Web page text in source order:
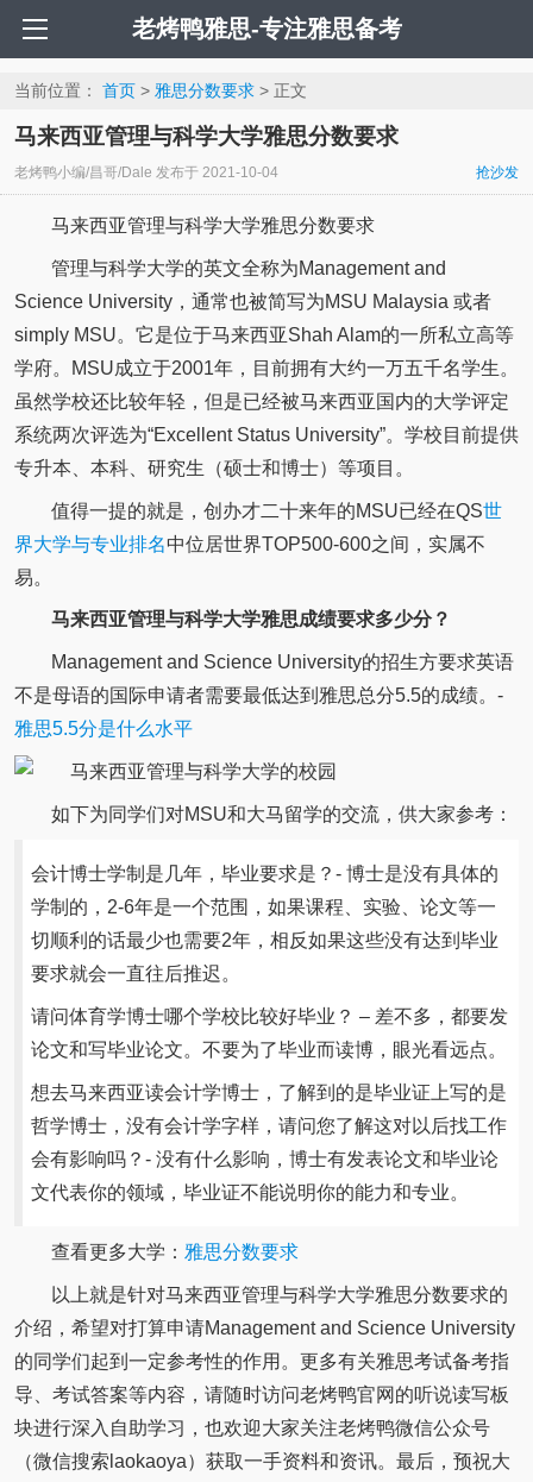
老烤鸭雅思-专注雅思备考
当前位置： 首页> 雅思分数要求> 正文
马来西亚管理与科学大学雅思分数要求
老烤鸭小编/昌哥/Dale 发布于 2021-10-04 抢沙发
马来西亚管理与科学大学雅思分数要求
管理与科学大学的英文全称为Management and
Science University，通常也被简写为MSU Malaysia 或者
simply MSU。它是位于马来西亚Shah Alam的一所私立高等
学府。MSU成立于2001年，目前拥有大约一万五千名学生。
虽然学校还比较年轻，但是已经被马来西亚国内的大学评定
系统两次评选为“Excellent Status University”。学校目前提供
专升本、本科、研究生（硕士和博士）等项目。
值得一提的就是，创办才二十来年的MSU已经在QS世
界大学与专业排名中位居世界TOP500-600之间，实属不
易。
马来西亚管理与科学大学雅思成绩要求多少分？
Management and Science University的招生方要求英语
不是母语的国际申请者需要最低达到雅思总分5.5的成绩。-
雅思5.5分是什么水平
如下为同学们对MSU和大马留学的交流，供大家参考：
会计博士学制是几年，毕业要求是？- 博士是没有具体的
学制的，2-6年是一个范围，如果课程、实验、论文等一
切顺利的话最少也需要2年，相反如果这些没有达到毕业
要求就会一直往后推迟。
请问体育学博士哪个学校比较好毕业？ – 差不多，都要发
论文和写毕业论文。不要为了毕业而读博，眼光看远点。
想去马来西亚读会计学博士，了解到的是毕业证上写的是
哲学博士，没有会计学字样，请问您了解这对以后找工作
会有影响吗？- 没有什么影响，博士有发表论文和毕业论
文代表你的领域，毕业证不能说明你的能力和专业。
查看更多大学： 雅思分数要求
以上就是针对马来西亚管理与科学大学雅思分数要求的
介绍，希望对打算申请Management and Science University
的同学们起到一定参考性的作用。更多有关雅思考试备考指
导、考试答案等内容，请随时访问老烤鸭官网的听说读写板
块进行深入自助学习，也欢迎大家关注老烤鸭微信公众号
（微信搜索laokaoya）获取一手资料和资讯。最后，预祝大